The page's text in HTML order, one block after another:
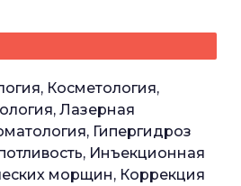
Косметология,
Лазерная
Гипергидроз
Инъекционная
морщин, Коррекция